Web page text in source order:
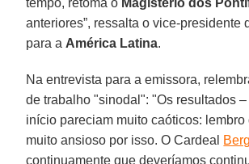
anteriores”, ressalta o vice-presidente
para a América Latina.
Na entrevista para a emissora,
de trabalho "sinodal": "Os resultados
início pareciam muito caóticos: lembro
muito ansioso por isso. O Cardeal
continuamente que deveríamos